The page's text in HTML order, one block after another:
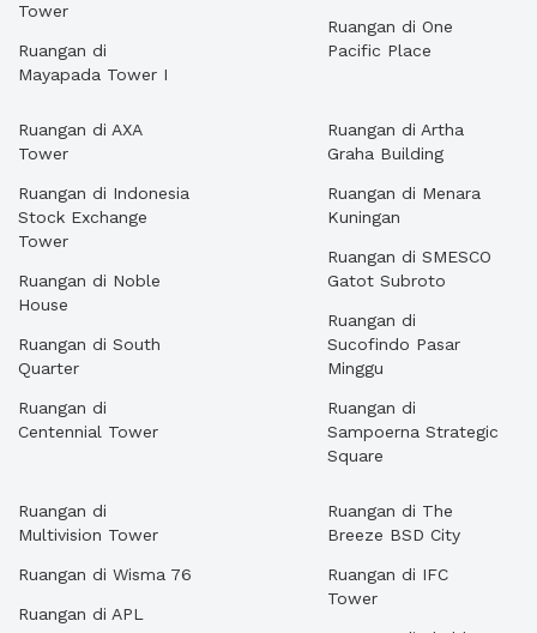
Tower
Ruangan di
Mayapada Tower I
Ruangan di One
Pacific Place
Ruangan di AXA
Tower
Ruangan di Indonesia
Stock Exchange
Tower
Ruangan di Noble
House
Ruangan di South
Quarter
Ruangan di
Centennial Tower
Ruangan di Artha
Graha Building
Ruangan di Menara
Kuningan
Ruangan di SMESCO
Gatot Subroto
Ruangan di
Sucofindo Pasar
Minggu
Ruangan di
Sampoerna Strategic
Square
Ruangan di
Multivision Tower
Ruangan di Wisma 76
Ruangan di APL
Ruangan di The
Breeze BSD City
Ruangan di IFC
Tower